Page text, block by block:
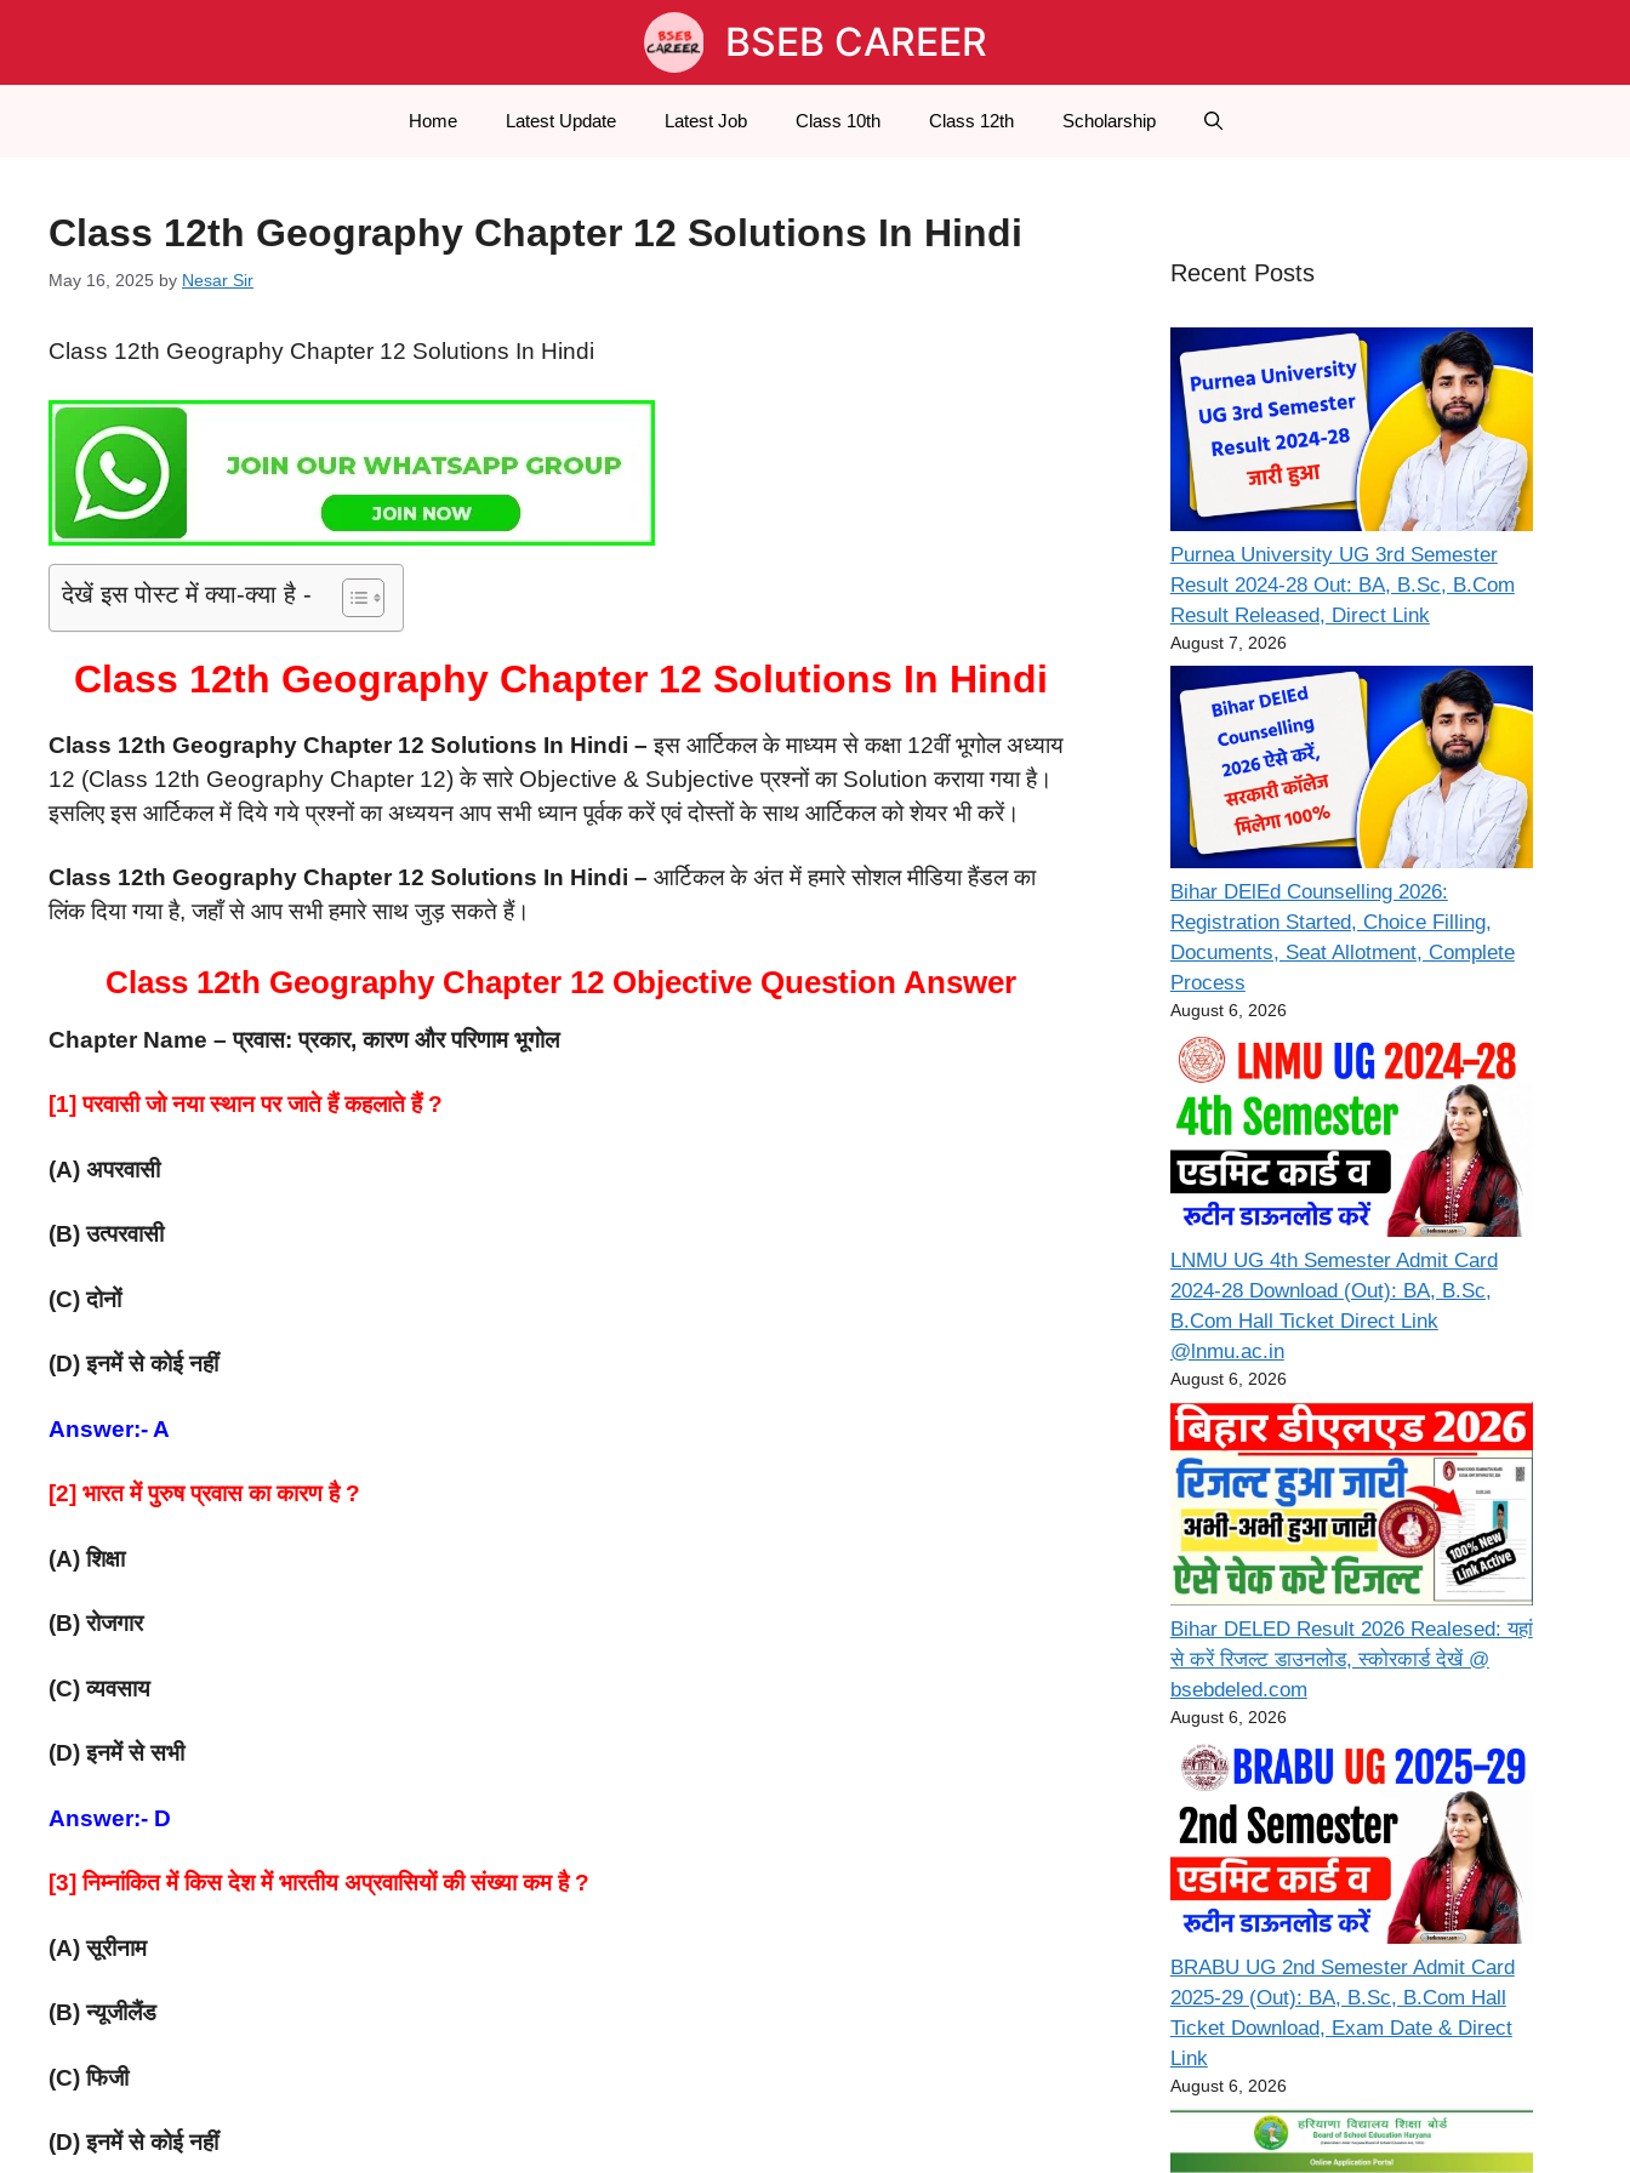
BSEB CAREER
Home Latest Update Latest Job Class 10th Class 12th Scholarship
Class 12th Geography Chapter 12 Solutions In Hindi
May 16, 2025 by Nesar Sir
Class 12th Geography Chapter 12 Solutions In Hindi
देखें इस पोस्ट में क्या-क्या है -
Class 12th Geography Chapter 12 Solutions In Hindi
Class 12th Geography Chapter 12 Solutions In Hindi – इस आर्टिकल के माध्यम से कक्षा 12वीं भूगोल अध्याय
12 (Class 12th Geography Chapter 12) के सारे Objective & Subjective प्रश्नों का Solution कराया गया है।
इसलिए इस आर्टिकल में दिये गये प्रश्नों का अध्ययन आप सभी ध्यान पूर्वक करें एवं दोस्तों के साथ आर्टिकल को शेयर भी करें।
Class 12th Geography Chapter 12 Solutions In Hindi – आर्टिकल के अंत में हमारे सोशल मीडिया हैंडल का
लिंक दिया गया है, जहाँ से आप सभी हमारे साथ जुड़ सकते हैं।
Class 12th Geography Chapter 12 Objective Question Answer
Chapter Name – प्रवास: प्रकार, कारण और परिणाम भूगोल
[1] परवासी जो नया स्थान पर जाते हैं कहलाते हैं ?
(A) अपरवासी
(B) उत्परवासी
(C) दोनों
(D) इनमें से कोई नहीं
Answer:- A
[2] भारत में पुरुष प्रवास का कारण है ?
(A) शिक्षा
(B) रोजगार
(C) व्यवसाय
(D) इनमें से सभी
Answer:- D
[3] निम्नांकित में किस देश में भारतीय अप्रवासियों की संख्या कम है ?
(A) सूरीनाम
(B) न्यूजीलैंड
(C) फिजी
(D) इनमें से कोई नहीं
Recent Posts
Purnea University UG 3rd Semester
Result 2024-28 Out: BA, B.Sc, B.Com
Result Released, Direct Link
August 7, 2026
Bihar DElEd Counselling 2026:
Registration Started, Choice Filling,
Documents, Seat Allotment, Complete
Process
August 6, 2026
LNMU UG 4th Semester Admit Card
2024-28 Download (Out): BA, B.Sc,
B.Com Hall Ticket Direct Link
@lnmu.ac.in
August 6, 2026
Bihar DELED Result 2026 Realesed: यहां
से करें रिजल्ट डाउनलोड, स्कोरकार्ड देखें @
bsebdeled.com
August 6, 2026
BRABU UG 2nd Semester Admit Card
2025-29 (Out): BA, B.Sc, B.Com Hall
Ticket Download, Exam Date & Direct
Link
August 6, 2026